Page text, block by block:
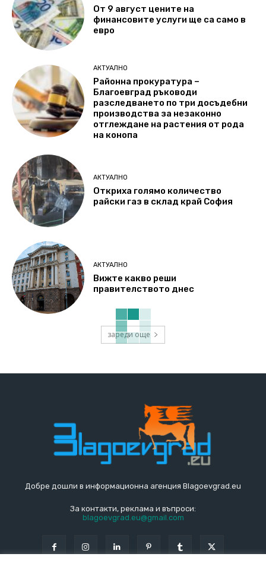
От 9 август цените на
финансовите услуги ще са само в
евро
АКТУАЛНО
Районна прокуратура –
Благоевград ръководи
разследването по три досъдебни
производства за незаконно
отглеждане на растения от рода
на конопа
АКТУАЛНО
Откриха голямо количество
райски газ в склад край София
АКТУАЛНО
Вижте какво реши
правителството днес
зареди още
Добре дошли в информационна агенция Blagoevgrad.eu
За контакти, реклама и въпроси:
blagoevgrad.eu@gmail.com